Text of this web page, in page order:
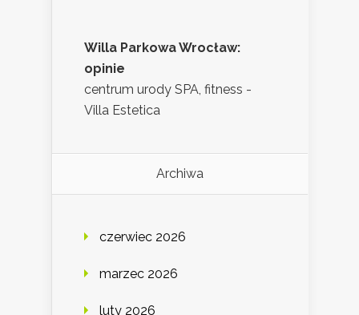
Willa Parkowa Wrocław:
opinie
centrum urody SPA, fitness -
Villa Estetica
Archiwa
czerwiec 2026
marzec 2026
luty 2026